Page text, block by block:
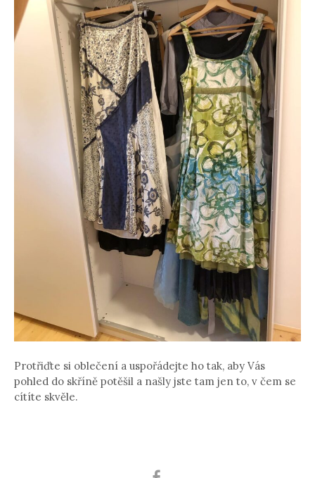
Protřiďte si oblečení a uspořádejte ho tak, aby Vás
pohled do skříně potěšil a našly jste tam jen to, v čem se
cítíte skvěle.